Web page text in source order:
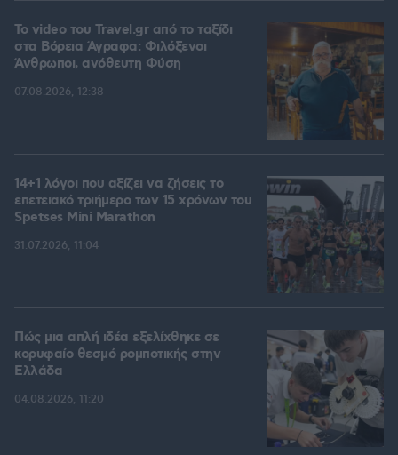
To video του Travel.gr από το ταξίδι
στα Βόρεια Άγραφα: Φιλόξενοι
Άνθρωποι, ανόθευτη Φύση
07.08.2026, 12:38
14+1 λόγοι που αξίζει να ζήσεις το
επετειακό τριήμερο των 15 χρόνων του
Spetses Mini Marathon
31.07.2026, 11:04
Πώς μια απλή ιδέα εξελίχθηκε σε
κορυφαίο θεσμό ρομποτικής στην
Ελλάδα
04.08.2026, 11:20